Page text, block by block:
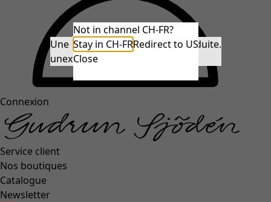
Connexion
Service client
Nos boutiques
Catalogue
Newsletter
Not in channel CH-FR?
Stay in CH-FRRedirect to US
Close
Une erreur inattendue s'est produite.
unexpectederror.buttontext